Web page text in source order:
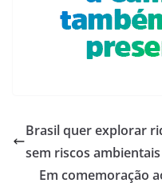
Brasil quer explorar
sem riscos ambientais
Em comemoração